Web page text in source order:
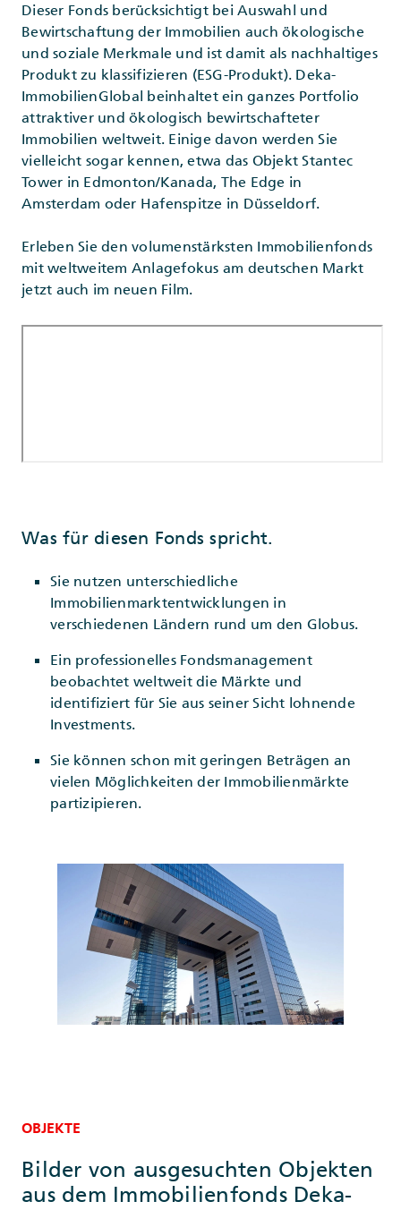
Dieser Fonds berücksichtigt bei Auswahl und
Bewirtschaftung der Immobilien auch ökologische
und soziale Merkmale und ist damit als nachhaltiges
Produkt zu klassifizieren (ESG-Produkt). Deka-
ImmobilienGlobal beinhaltet ein ganzes Portfolio
attraktiver und ökologisch bewirtschafteter
Immobilien weltweit. Einige davon werden Sie
vielleicht sogar kennen, etwa das Objekt Stantec
Tower in Edmonton/Kanada, The Edge in
Amsterdam oder Hafenspitze in Düsseldorf.
Erleben Sie den volumenstärksten Immobilienfonds
mit weltweitem Anlagefokus am deutschen Markt
jetzt auch im neuen Film.
Was für diesen Fonds spricht.
Sie nutzen unterschiedliche
Immobilienmarktentwicklungen in
verschiedenen Ländern rund um den Globus.
Ein professionelles Fondsmanagement
beobachtet weltweit die Märkte und
identifiziert für Sie aus seiner Sicht lohnende
Investments.
Sie können schon mit geringen Beträgen an
vielen Möglichkeiten der Immobilienmärkte
partizipieren.
OBJEKTE
Bilder von ausgesuchten Objekten
aus dem Immobilienfonds Deka-